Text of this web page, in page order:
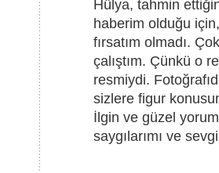
Hülya, tahmin
haberim olduğu
fırsatım olmadı.
çalıştım. Çünkü o
resmiydi.
sizlere figur
İlgin ve güzel
saygılarımı ve